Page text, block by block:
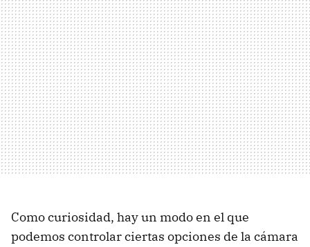
Como curiosidad, hay un modo en el que
podemos controlar ciertas opciones de la cámara